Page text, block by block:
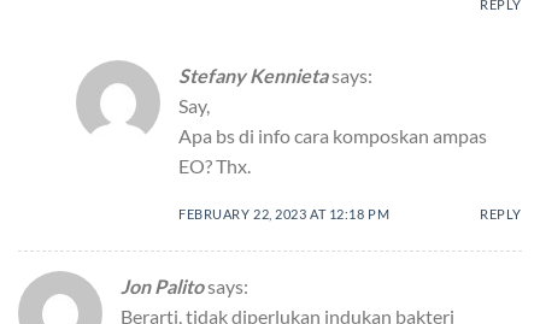
REPLY
Stefany Kennietasays:
Say,
Apa bs di info cara komposkan ampas
EO? Thx.
FEBRUARY 22, 2023 AT 12:18 PM REPLY
Jon Palitosays:
Berarti, tidak diperlukan indukan bakteri